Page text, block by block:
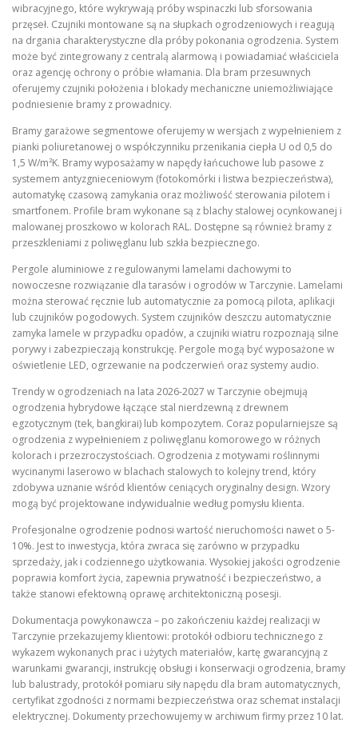
wibracyjnego, które wykrywają próby wspinaczki lub sforsowania
przęseł. Czujniki montowane są na słupkach ogrodzeniowych i reagują
na drgania charakterystyczne dla próby pokonania ogrodzenia. System
może być zintegrowany z centralą alarmową i powiadamiać właściciela
oraz agencję ochrony o próbie włamania. Dla bram przesuwnych
oferujemy czujniki położenia i blokady mechaniczne uniemożliwiające
podniesienie bramy z prowadnicy.
Bramy garażowe segmentowe oferujemy w wersjach z wypełnieniem z
pianki poliuretanowej o współczynniku przenikania ciepła U od 0,5 do
1,5 W/m²K. Bramy wyposażamy w napędy łańcuchowe lub pasowe z
systemem antyzgnieceniowym (fotokomórki i listwa bezpieczeństwa),
automatykę czasową zamykania oraz możliwość sterowania pilotem i
smartfonem. Profile bram wykonane są z blachy stalowej ocynkowanej i
malowanej proszkowo w kolorach RAL. Dostępne są również bramy z
przeszkleniami z poliwęglanu lub szkła bezpiecznego.
Pergole aluminiowe z regulowanymi lamelami dachowymi to
nowoczesne rozwiązanie dla tarasów i ogrodów w Tarczynie. Lamelami
można sterować ręcznie lub automatycznie za pomocą pilota, aplikacji
lub czujników pogodowych. System czujników deszczu automatycznie
zamyka lamele w przypadku opadów, a czujniki wiatru rozpoznają silne
porywy i zabezpieczają konstrukcję. Pergole mogą być wyposażone w
oświetlenie LED, ogrzewanie na podczerwień oraz systemy audio.
Trendy w ogrodzeniach na lata 2026-2027 w Tarczynie obejmują
ogrodzenia hybrydowe łączące stal nierdzewną z drewnem
egzotycznym (tek, bangkirai) lub kompozytem. Coraz popularniejsze są
ogrodzenia z wypełnieniem z poliwęglanu komorowego w różnych
kolorach i przezroczystościach. Ogrodzenia z motywami roślinnymi
wycinanymi laserowo w blachach stalowych to kolejny trend, który
zdobywa uznanie wśród klientów ceniących oryginalny design. Wzory
mogą być projektowane indywidualnie według pomysłu klienta.
Profesjonalne ogrodzenie podnosi wartość nieruchomości nawet o 5-
10%. Jest to inwestycja, która zwraca się zarówno w przypadku
sprzedaży, jak i codziennego użytkowania. Wysokiej jakości ogrodzenie
poprawia komfort życia, zapewnia prywatność i bezpieczeństwo, a
także stanowi efektowną oprawę architektoniczną posesji.
Dokumentacja powykonawcza – po zakończeniu każdej realizacji w
Tarczynie przekazujemy klientowi: protokół odbioru technicznego z
wykazem wykonanych prac i użytych materiałów, kartę gwarancyjną z
warunkami gwarancji, instrukcję obsługi i konserwacji ogrodzenia, bramy
lub balustrady, protokół pomiaru siły napędu dla bram automatycznych,
certyfikat zgodności z normami bezpieczeństwa oraz schemat instalacji
elektrycznej. Dokumenty przechowujemy w archiwum firmy przez 10 lat.